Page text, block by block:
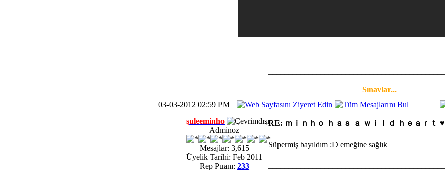
Sınavlar...
03-03-2012 02:59 PM
şuleeminho
Adminoz
Mesajlar: 3,615
Üyelik Tarihi: Feb 2011
Rep Puanı: 233
RE: ｍｉｎｈｏ ｈａｓ ａ ｗｉｌｄ ｈｅａｒｔ ♥
Süpermiş bayıldım :D emeğine sağlık